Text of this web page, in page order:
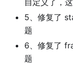
5、修复了
题
6、修复了
题